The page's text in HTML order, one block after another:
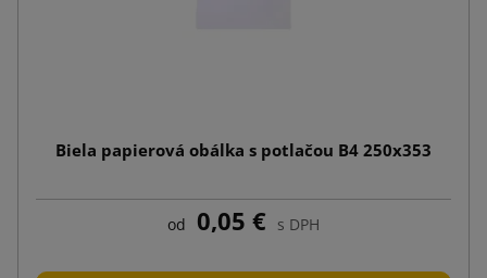
Biela papierová obálka s potlačou B4 250x353
od 0,05 € s DPH